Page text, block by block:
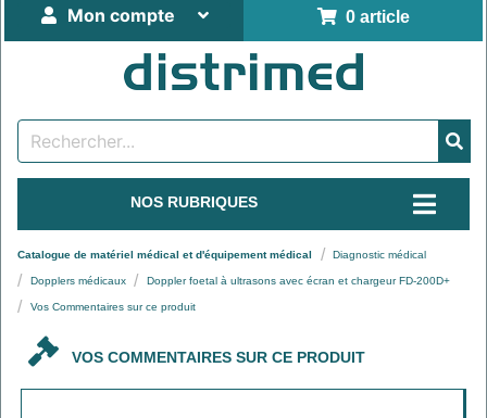
0 article
Mon compte
NOS RUBRIQUES
Catalogue de matériel médical et d'équipement médical Diagnostic médical
Dopplers médicaux Doppler foetal à ultrasons avec écran et chargeur FD-200D+
Vos Commentaires sur ce produit
VOS COMMENTAIRES SUR CE PRODUIT